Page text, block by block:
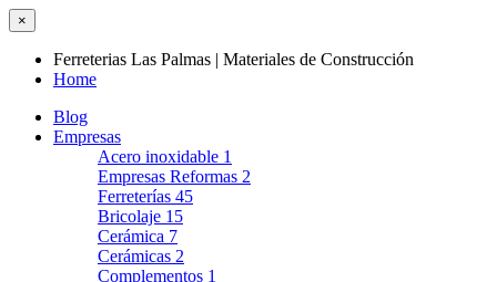
×
Ferreterias Las Palmas | Materiales de Construcción
Home
Blog
Empresas
Acero inoxidable 1
Empresas Reformas 2
Ferreterías 45
Bricolaje 15
Cerámica 7
Cerámicas 2
Complementos 1